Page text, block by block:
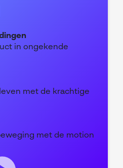
in ongekende
met de krachtige
met de motion